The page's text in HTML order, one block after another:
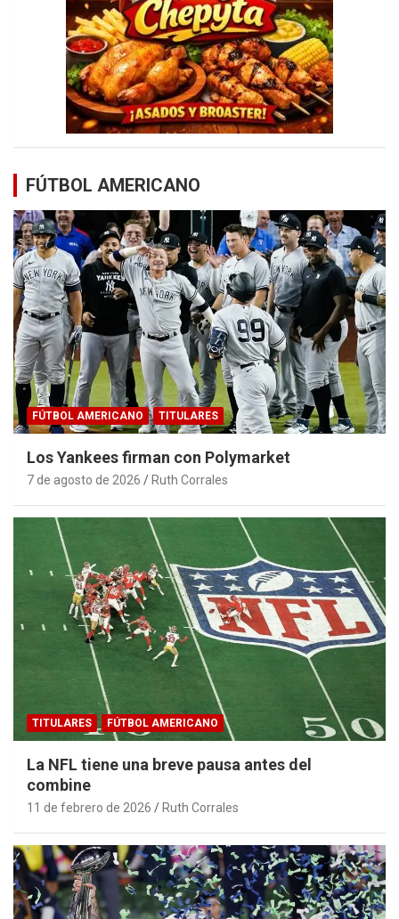
FÚTBOL AMERICANO
FÚTBOL AMERICANO TITULARES
Los Yankees firman con Polymarket
7 de agosto de 2026 Ruth Corrales
TITULARES FÚTBOL AMERICANO
La NFL tiene una breve pausa antes del
combine
11 de febrero de 2026 Ruth Corrales